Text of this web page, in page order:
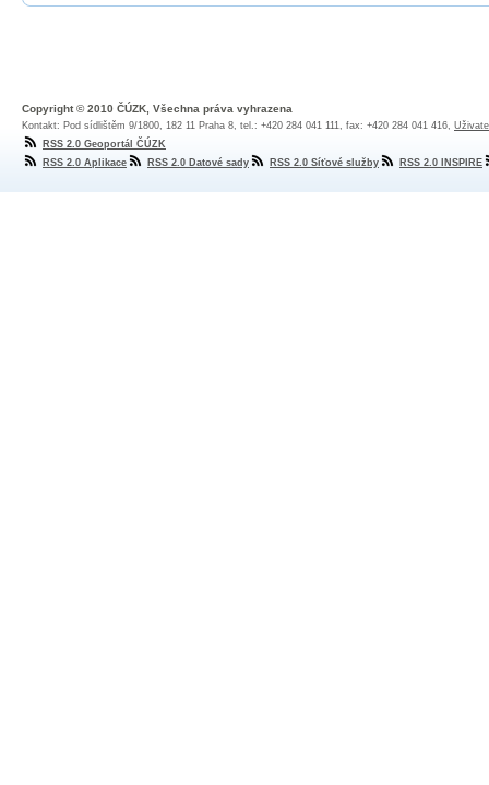
Copyright © 2010 ČÚZK, Všechna práva vyhrazena
Kontakt: Pod sídlištěm 9/1800, 182 11 Praha 8, tel.: +420 284 041 111, fax: +420 284 041 416,
RSS 2.0 Geoportál ČÚZK
RSS 2.0 Aplikace
RSS 2.0 Datové sady RSS 2.0 Síťové služby RSS 2.0 INSPIRE